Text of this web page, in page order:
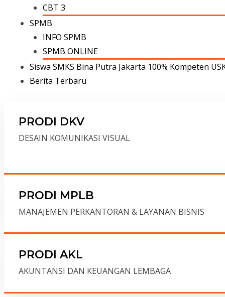
CBT 3
SPMB
INFO SPMB
SPMB ONLINE
Siswa SMKS Bina Putra Jakarta 100% Kompeten
Berita Terbaru
PRODI DKV
DESAIN KOMUNIKASI VISUAL
PRODI MPLB
MANAJEMEN PERKANTORAN & LAYANAN BISNIS
PRODI AKL
AKUNTANSI DAN KEUANGAN LEMBAGA